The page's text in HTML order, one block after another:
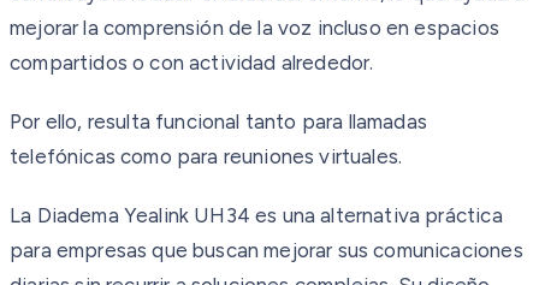
mejorar la comprensión de la voz incluso en espacios
compartidos o con actividad alrededor.
Por ello, resulta funcional tanto para llamadas
telefónicas como para reuniones virtuales.
La Diadema Yealink UH34 es una alternativa práctica
para empresas que buscan mejorar sus comunicaciones